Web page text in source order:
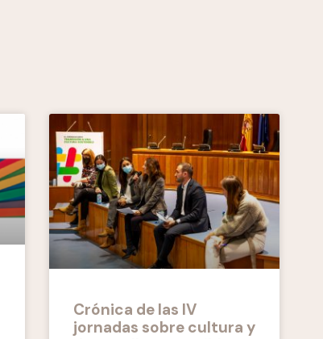
Crónica de las IV
jornadas sobre cultura y